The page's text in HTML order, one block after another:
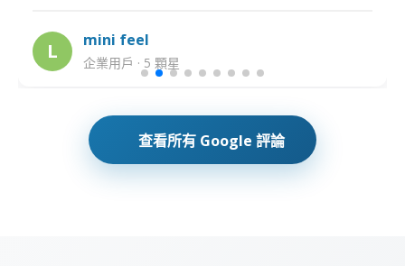
L mini feel
企業用戶 · 5 顆星
查看所有 Google 評論